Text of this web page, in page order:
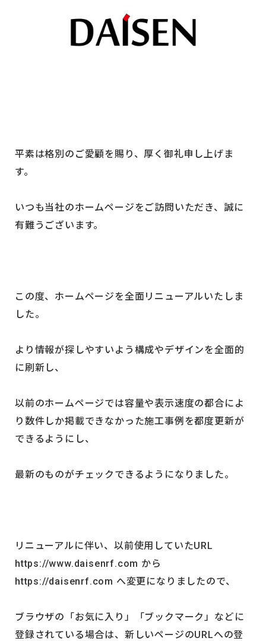
平素は格別のご愛顧を賜り、厚く御礼申し上げま
す。
いつも当社のホームページをご訪問いただき、誠に
有難うございます。
この度、ホームページを全面リニューアルいたしま
した。
より情報が探しやすいよう構成やデザインを全面的
に刷新し、
以前のホームページでは容量や表示速度の都合によ
り数件しか掲載できなかった施工事例を都度更新が
できるようにし、
最新のものがチェックできるようになりました。
リニューアルに伴い、以前使用していたURL
https://www.daisenrf.com から
https://daisenrf.com へ変更になりましたので、
ブラウザの「お気に入り」「ブックマーク」などに
登録されている場合は、新しいページのURLへの登